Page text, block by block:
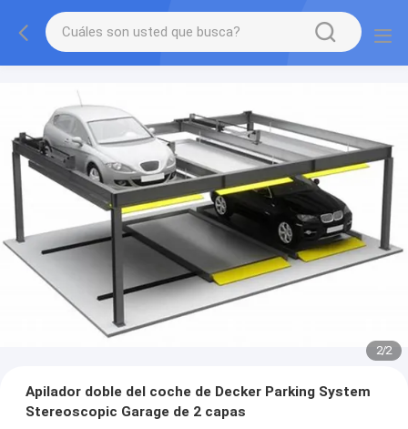
2/2
Apilador doble del coche de Decker Parking System
Stereoscopic Garage de 2 capas